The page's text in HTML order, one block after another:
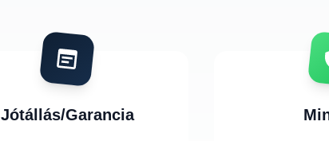
Jótállás/Garancia